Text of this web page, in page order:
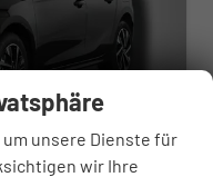
unsere Dienste für
wir Ihre